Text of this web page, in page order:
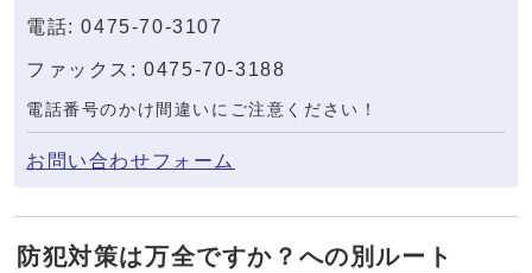
電話: 0475-70-3107
ファックス: 0475-70-3188
電話番号のかけ間違いにご注意ください！
お問い合わせフォーム
防犯対策は万全ですか？への別ルート